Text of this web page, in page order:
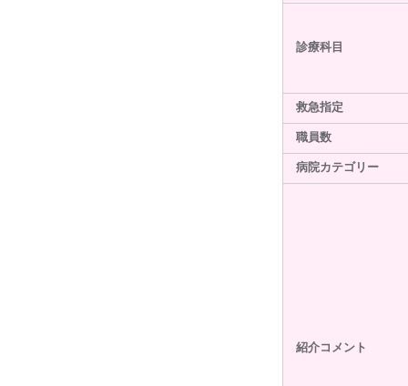
診療科目
救急指定
職員数
病院カテゴリー
紹介コメント